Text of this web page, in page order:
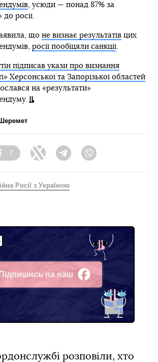
, усюди — понад 87% за
росії.
що не визнає результатівцих
росії пообіцяли санкції.
підписав укази про визнання
Херсонської та Запорізької областей
на «результати»
Facebook
7
Twitter TelegramViber
Росії з Україною
Підпишись на наш
Facebook
розповіли, хто